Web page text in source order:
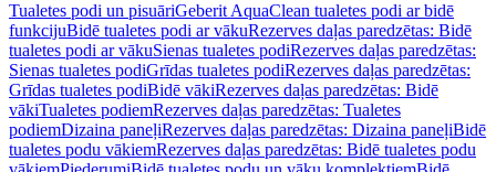
Tualetes podi un pisuāriGeberit AquaClean tualetes podi ar bidē
funkcijuBidē tualetes podi ar vākuRezerves daļas paredzētas: Bidē
tualetes podi ar vākuSienas tualetes podiRezerves daļas paredzētas:
Sienas tualetes podiGrīdas tualetes podiRezerves daļas paredzētas:
Grīdas tualetes podiBidē vākiRezerves daļas paredzētas: Bidē
vākiTualetes podiemRezerves daļas paredzētas: Tualetes
podiemDizaina paneļiRezerves daļas paredzētas: Dizaina paneļiBidē
tualetes podu vākiemRezerves daļas paredzētas: Bidē tualetes podu